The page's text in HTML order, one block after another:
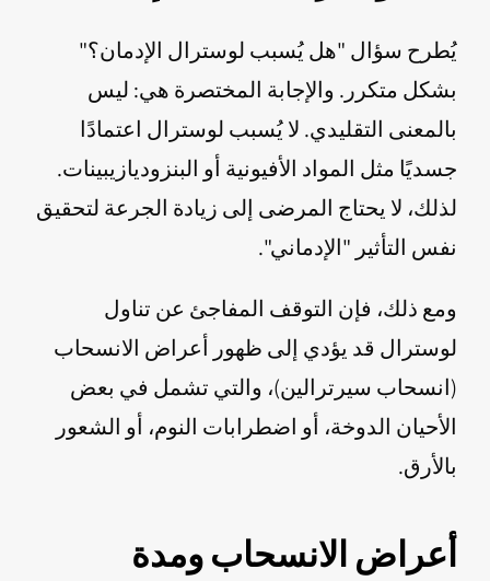
يُطرح سؤال "هل يُسبب لوسترال الإدمان؟"
بشكل متكرر. والإجابة المختصرة هي: ليس
بالمعنى التقليدي. لا يُسبب لوسترال اعتمادًا
جسديًا مثل المواد الأفيونية أو البنزوديازيبينات.
لذلك، لا يحتاج المرضى إلى زيادة الجرعة لتحقيق
نفس التأثير "الإدماني".
ومع ذلك، فإن التوقف المفاجئ عن تناول
لوسترال قد يؤدي إلى ظهور أعراض الانسحاب
(انسحاب سيرترالين)، والتي تشمل في بعض
الأحيان الدوخة، أو اضطرابات النوم، أو الشعور
بالأرق.
أعراض الانسحاب ومدة